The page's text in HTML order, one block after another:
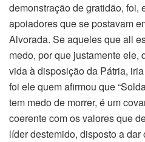
demonstração de gratidão, foi,
apoiadores que se postavam
Alvorada. Se aqueles que ali
medo, por que justamente ele,
vida à disposição da Pátria,
foi ele quem afirmou que
tem medo de morrer, é um
coerente com os valores que
líder destemido, disposto a